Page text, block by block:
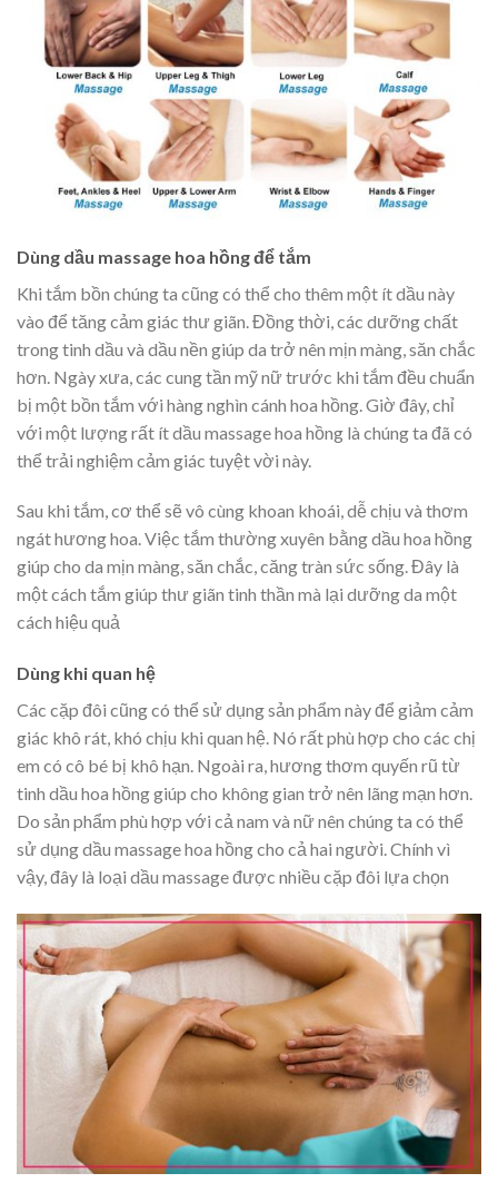
Dùng dầu massage hoa hồng để tắm
Khi tắm bồn chúng ta cũng có thể cho thêm một ít dầu này
vào để tăng cảm giác thư giãn. Đồng thời, các dưỡng chất
trong tinh dầu và dầu nền giúp da trở nên mịn màng, săn chắc
hơn. Ngày xưa, các cung tần mỹ nữ trước khi tắm đều chuẩn
bị một bồn tắm với hàng nghìn cánh hoa hồng. Giờ đây, chỉ
với một lượng rất ít dầu massage hoa hồng là chúng ta đã có
thể trải nghiệm cảm giác tuyệt vời này.
Sau khi tắm, cơ thể sẽ vô cùng khoan khoái, dễ chịu và thơm
ngát hương hoa. Việc tắm thường xuyên bằng dầu hoa hồng
giúp cho da mịn màng, săn chắc, căng tràn sức sống. Đây là
một cách tắm giúp thư giãn tinh thần mà lại dưỡng da một
cách hiệu quả
Dùng khi quan hệ
Các cặp đôi cũng có thể sử dụng sản phẩm này để giảm cảm
giác khô rát, khó chịu khi quan hệ. Nó rất phù hợp cho các chị
em có cô bé bị khô hạn. Ngoài ra, hương thơm quyến rũ từ
tinh dầu hoa hồng giúp cho không gian trở nên lãng mạn hơn.
Do sản phẩm phù hợp với cả nam và nữ nên chúng ta có thể
sử dụng dầu massage hoa hồng cho cả hai người. Chính vì
vậy, đây là loại dầu massage được nhiều cặp đôi lựa chọn